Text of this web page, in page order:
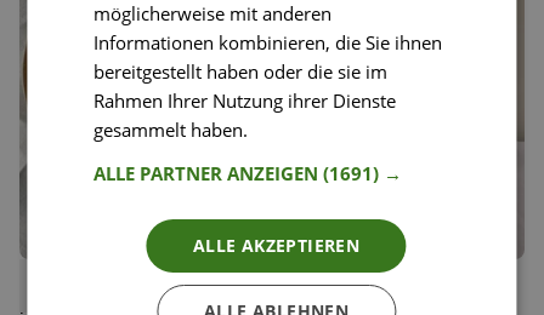
Birnen-Galette mit Mohn
34
Financiers
möglicherweise mit anderen
Informationen kombinieren, die Sie ihnen
bereitgestellt haben oder die sie im
Rahmen Ihrer Nutzung ihrer Dienste
gesammelt haben.
ALLE PARTNER ANZEIGEN(1691) →
ALLE AKZEPTIEREN